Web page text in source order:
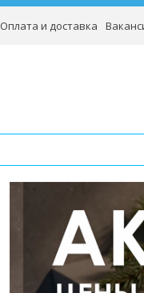
Оплата и доставка